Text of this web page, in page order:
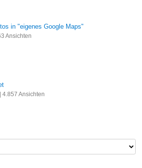
in "eigenes Google Maps"
Ansichten
| 4.857 Ansichten